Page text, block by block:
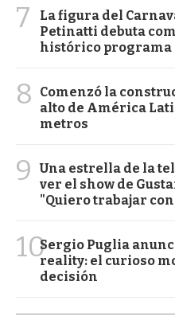
7
La figura del
Petinatti debuta
histórico programa
8
Comenzó la
alto de América
metros
9
Una estrella de la
ver el show de
"Quiero trabajar con
10Sergio Puglia
reality: el curioso
decisión